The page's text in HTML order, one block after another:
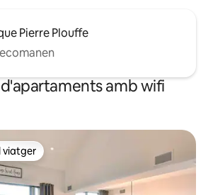
Pierre Plouffe
amb wifi
viatger
viatger